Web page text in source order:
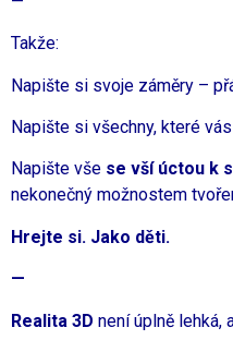
Takže:
Napište si svoje záměry –
Napište si všechny, které
Napište vše se vší úctou k
nekonečný možnostem
Hrejte si. Jako děti.
—
Realita 3D není úplně lehká,